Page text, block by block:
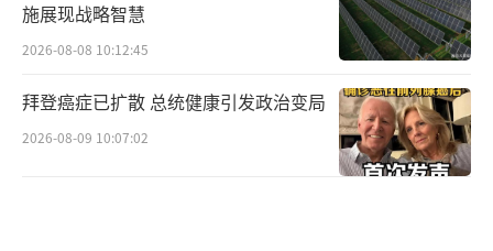
施展现战略智慧
2026-08-08 10:12:45
拜登癌症已扩散 总统健康引发政治变局
2026-08-09 10:07:02